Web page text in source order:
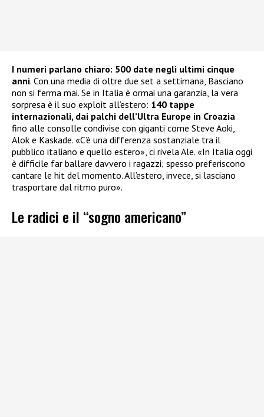
I numeri parlano chiaro: 500 date negli ultimi cinque
anni. Con una media di oltre due set a settimana, Basciano
non si ferma mai. Se in Italia è ormai una garanzia, la vera
sorpresa è il suo exploit all’estero: 140 tappe
internazionali, dai palchi dell’Ultra Europe in Croazia
fino alle consolle condivise con giganti come Steve Aoki,
Alok e Kaskade. «C’è una differenza sostanziale tra il
pubblico italiano e quello estero», ci rivela Ale. «In Italia oggi
è difficile far ballare davvero i ragazzi; spesso preferiscono
cantare le hit del momento. All’estero, invece, si lasciano
trasportare dal ritmo puro».
Le radici e il “sogno americano”